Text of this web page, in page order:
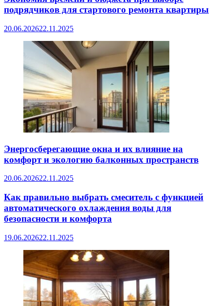
подрядчиков для стартового ремонта квартиры
20.06.202622.11.2025
Энергосберегающие окна и их влияние на
комфорт и экологию балконных пространств
20.06.202622.11.2025
Как правильно выбрать смеситель с функцией
автоматического охлаждения воды для
безопасности и комфорта
19.06.202622.11.2025